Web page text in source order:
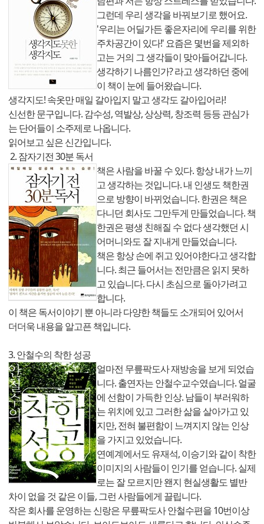
그런데 우리 생각을 바꿔보기로 했어요.
'우리는 어딜가든 좋은자리에 우리를 위한
주차공간이 있다!' 요즘은 몇번을 제외하
고는 거의 그 생각들이 맞아들어갑니다.
생각하기 나름인가? 라고 생각하던 중에
이 책이 눈에 들어왔습니다.
생각지도! 속옷만 매일 갈아입지 말고 생각도 갈아입어라!
신선한 문구입니다. 감수성, 역발상, 상상력, 창조력 등등 관심가
는 단어들이 소주제로 나옵니다.
읽어보고 싶은 신간입니다.
2. 잠자기전 30분 독서
책은 사람을 바꿀 수 있다. 항상 내가 느끼
고 생각하는 것입니다. 내 인생도 책한권
으로 방향이 바뀌었습니다. 한권은 책은
다니던 회사도 그만두게 만들었습니다. 책
한권은 평생 친해질 수 없다 생각했던 시
어머니와도 잘 지내게 만들었습니다.
책은 항상 손에 쥐고 있어야한다고 생각합
니다. 최근 들어서는 전만큼은 읽지 못하
고 있습니다. 다시 초심으로 돌아가려고
합니다.
이 책은 독서이야기 뿐 아니라 다양한 책들도 소개되어 있어서
더더욱 내용을 알고픈 책입니다.
3. 안철수의 착한 성공
얼마전 무릎팍도사 재방송을 보게 되었습
니다. 출연자는 안철수교수였습니다. 얼굴
에 선함이 가득한 인상. 남들이 부러워하
는 위치에 있고 그러한 삶을 살아가고 있
지만, 전혀 불편함이 느껴지지 않는 인상
을 가지고 있었습니다.
연예계에서도 유재석, 이승기와 같이 착한
이미지의 사람들이 인기를 얻습니다. 실제
로는 잘 모르지만 왠지 현실생활도 별반
차이 없을 것 같은 이들, 그런 사람들에게 끌립니다.
작은 회사를 운영하는 신랑은 무릎팍도사 안철수편을 10번이상